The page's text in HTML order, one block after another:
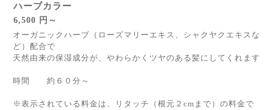
ハーブカラー
6,500 円～
オーガニックハーブ（ローズマリーエキス、シャクヤクエキスな
ど）配合で
天然由来の保湿成分が、やわらかくツヤのある髪にしてくれます
時間 約６０分～
※表示されている料金は、リタッチ（根元２cmまで）の料金で